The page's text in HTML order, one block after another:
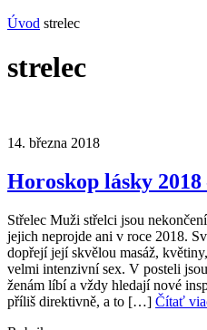
Úvod strelec
strelec
14. března 2018
Horoskop lásky 2018
Střelec Muži střelci jsou
jejich neprojde ani v roce 2018.
dopřejí její skvělou masáž,
velmi intenzivní sex. V posteli
ženám líbí a vždy hledají nové
příliš direktivně, a to […] Čítať